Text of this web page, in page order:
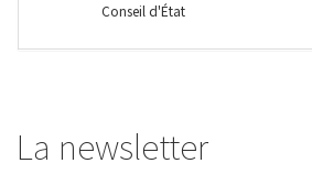
Conseil d'État
La newsletter